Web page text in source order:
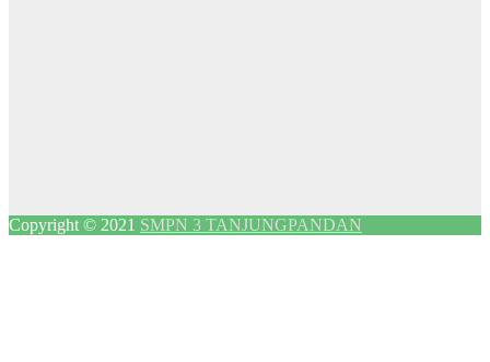
Copyright © 2021 SMPN 3 TANJUNGPANDAN